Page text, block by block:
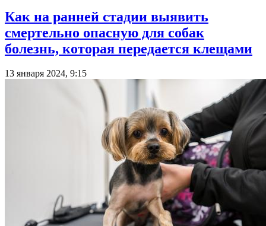
Как на ранней стадии выявить
смертельно опасную для собак
болезнь, которая передается клещами
13 января 2024, 9:15